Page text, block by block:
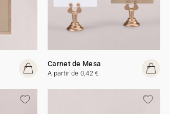
Carnet de Mesa
A partir de 0,42 €